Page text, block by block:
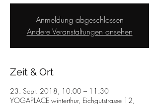
Anmeldung abgeschlossen
Andere Veranstaltungen ansehen
Zeit & Ort
23. Sept. 2018, 10:00 – 11:30
YOGAPLACE winterthur, Eichgutstrasse 12,